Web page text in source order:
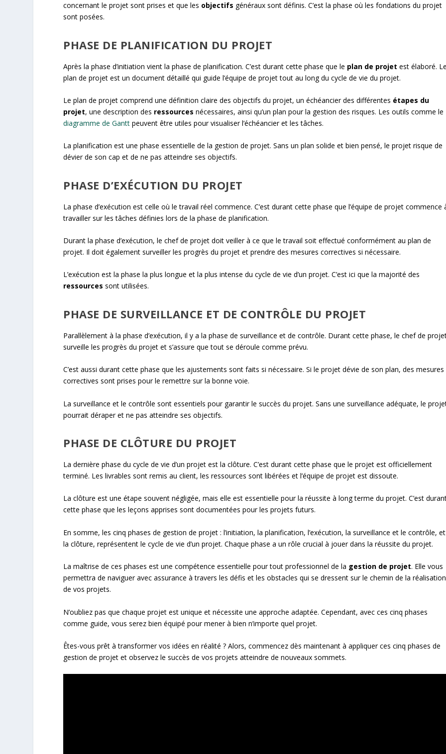
concernant le projet sont prises et que les objectifs généraux sont définis. C’est la phase où les fondations du projet
sont posées.
PHASE DE PLANIFICATION DU PROJET
Après la phase d’initiation vient la phase de planification. C’est durant cette phase que le plan de projet est élaboré.
plan de projet est un document détaillé qui guide l’équipe de projet tout au long du cycle de vie du projet.
Le plan de projet comprend une définition claire des objectifs du projet, un échéancier des différentes étapes du
projet, une description des ressources nécessaires, ainsi qu’un plan pour la gestion des risques. Les outils comme le
diagramme de Gantt peuvent être utiles pour visualiser l’échéancier et les tâches.
La planification est une phase essentielle de la gestion de projet. Sans un plan solide et bien pensé, le projet risque de
dévier de son cap et de ne pas atteindre ses objectifs.
PHASE D’EXÉCUTION DU PROJET
La phase d’exécution est celle où le travail réel commence. C’est durant cette phase que l’équipe de projet commence
travailler sur les tâches définies lors de la phase de planification.
Durant la phase d’exécution, le chef de projet doit veiller à ce que le travail soit effectué conformément au plan de
projet. Il doit également surveiller les progrès du projet et prendre des mesures correctives si nécessaire.
L’exécution est la phase la plus longue et la plus intense du cycle de vie d’un projet. C’est ici que la majorité des
ressources sont utilisées.
PHASE DE SURVEILLANCE ET DE CONTRÔLE DU PROJET
Parallèlement à la phase d’exécution, il y a la phase de surveillance et de contrôle. Durant cette phase, le chef de
surveille les progrès du projet et s’assure que tout se déroule comme prévu.
C’est aussi durant cette phase que les ajustements sont faits si nécessaire. Si le projet dévie de son plan, des mesures
correctives sont prises pour le remettre sur la bonne voie.
La surveillance et le contrôle sont essentiels pour garantir le succès du projet. Sans une surveillance adéquate, le
pourrait déraper et ne pas atteindre ses objectifs.
PHASE DE CLÔTURE DU PROJET
La dernière phase du cycle de vie d’un projet est la clôture. C’est durant cette phase que le projet est officiellement
terminé. Les livrables sont remis au client, les ressources sont libérées et l’équipe de projet est dissoute.
La clôture est une étape souvent négligée, mais elle est essentielle pour la réussite à long terme du projet. C’est
cette phase que les leçons apprises sont documentées pour les projets futurs.
En somme, les cinq phases de gestion de projet : l’initiation, la planification, l’exécution, la surveillance et le contrôle, et
la clôture, représentent le cycle de vie d’un projet. Chaque phase a un rôle crucial à jouer dans la réussite du projet.
La maîtrise de ces phases est une compétence essentielle pour tout professionnel de la gestion de projet. Elle vous
permettra de naviguer avec assurance à travers les défis et les obstacles qui se dressent sur le chemin de la réalisation
de vos projets.
N’oubliez pas que chaque projet est unique et nécessite une approche adaptée. Cependant, avec ces cinq phases
comme guide, vous serez bien équipé pour mener à bien n’importe quel projet.
Êtes-vous prêt à transformer vos idées en réalité ? Alors, commencez dès maintenant à appliquer ces cinq phases de
gestion de projet et observez le succès de vos projets atteindre de nouveaux sommets.